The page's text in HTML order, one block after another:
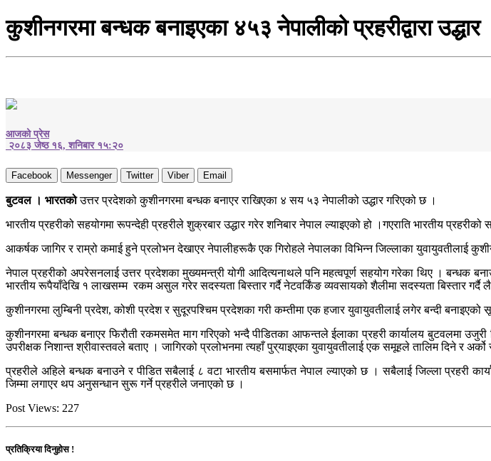
कुशीनगरमा बन्धक बनाइएका ४५३ नेपालीको प्रहरीद्वारा उद्धार
आजको प्रेस
२०८३ जेष्ठ १६, शनिबार १५:२०
Facebook Messenger Twitter Viber Email
बुटवल । भारतकोउत्तर प्रदेशको कुशीनगरमा बन्धक बनाएर राखिएका ४ सय ५३ नेपालीको उद्धार गरिएको छ ।
भारतीय प्रहरीको सहयोगमा रूपन्देही प्रहरीले शुक्रबार उद्धार गरेर शनिबार नेपाल ल्याइएको हो ।गएराति भारतीय
आकर्षक जागिर र राम्रो कमाई हुने प्रलोभन देखाएर नेपालीहरूकै एक गिरोहले नेपालका विभिन्न जिल्लाका युवायुवतीलाई
नेपाल प्रहरीको अपरेसनलाई उत्तर प्रदेशका मुख्यमन्त्री योगी आदित्यनाथले पनि महत्वपूर्ण सहयोग गरेका थिए । बन्धक
भारतीय रूपैयाँदेखि १ लाखसम्म रकम असुल गरेर सदस्यता बिस्तार गर्दै नेटवर्किंङ व्यवसायको शैलीमा सदस्यता बिस्तार गर्दै
कुशीनगरमा लुम्बिनी प्रदेश, कोशी प्रदेश र सुदूरपश्चिम प्रदेशका गरी कम्तीमा एक हजार युवायुवतीलाई लगेर बन्दी
कुशीनगरमा बन्धक बनाएर फिरौती रकमसमेत माग गरिएको भन्दै पीडितका आफन्तले ईलाका प्रहरी कार्यालय बुटवलमा
उपरीक्षक निशान्त श्रीवास्तवले बताए । जागिरको प्रलोभनमा त्यहाँ पुर्‌याइएका युवायुवतीलाई एक समूहले तालिम दिने र
प्रहरीले अहिले बन्धक बनाउने र पीडित सबैलाई ८ वटा भारतीय बसमार्फत नेपाल ल्याएको छ । सबैलाई जिल्ला प्रहरी
जिम्मा लगाएर थप अनुसन्धान सुरू गर्ने प्रहरीले जनाएको छ ।
Post Views: 227
प्रतिक्रिया दिनुहोस !